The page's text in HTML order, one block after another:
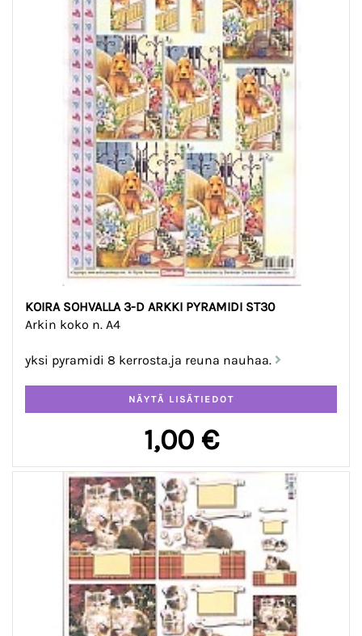
KOIRA SOHVALLA 3-D ARKKI PYRAMIDI ST30
Arkin koko n. A4
yksi pyramidi 8 kerrosta.ja reuna nauhaa.
1,00 €